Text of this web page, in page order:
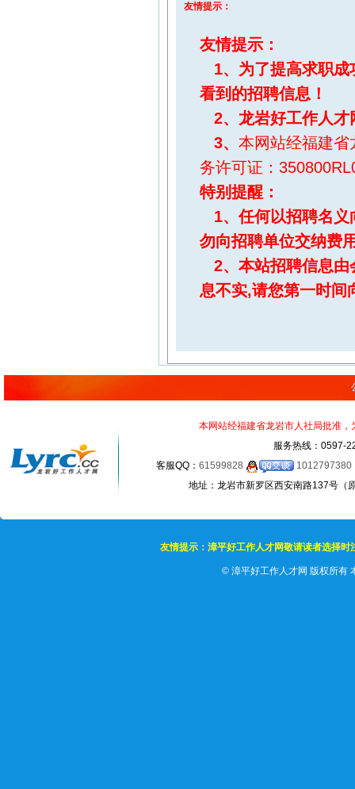
友情提示：
友情提示：
1、为了提高求职成
看到的招聘信息！
2、 龙岩好工作人
3、 本网站经福建省
务许可证：
特别提醒 ：
1、任何以招聘名义
勿向招聘单位交纳费
2、本站招聘信息由
息不实,请您第一时间
本网站经福建省龙岩市人社局批准
服务热线：0597-
客服QQ： 61599828
1012797380
地址：龙岩市新罗区西安南路137号（
友情提示：漳平好工作人才网敬请读者选择
© 漳平好工作人才网 版权所有